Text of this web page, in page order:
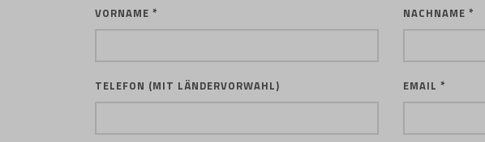
VORNAME * NACHNAME *
TELEFON (MIT LÄNDERVORWAHL) EMAIL *